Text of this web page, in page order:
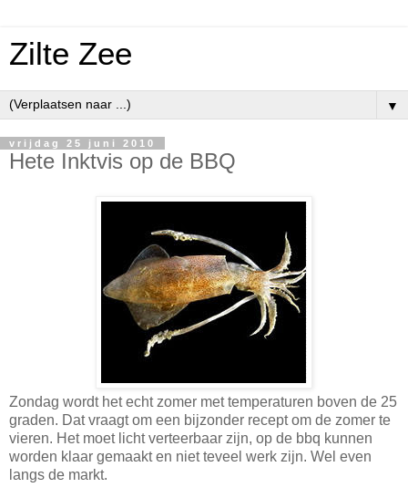
Zilte Zee
▼
vrijdag 25 juni 2010
Hete Inktvis op de BBQ
Zondag wordt het echt zomer met temperaturen boven de 25
graden. Dat vraagt om een bijzonder recept om de zomer te
vieren. Het moet licht verteerbaar zijn, op de bbq kunnen
worden klaar gemaakt en niet teveel werk zijn. Wel even
langs de markt.